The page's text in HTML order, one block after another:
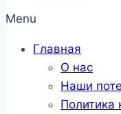
Menu
Главная
О нас
Наши
Политика